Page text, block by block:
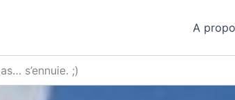
A
s’ennuie. ;)